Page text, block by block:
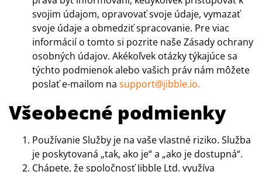
svojim údajom, opravovať svoje údaje, vymazať
svoje údaje a obmedziť spracovanie. Pre viac
informácií o tomto si pozrite naše Zásady ochrany
osobných údajov. Akékoľvek otázky týkajúce sa
týchto podmienok alebo vašich práv nám môžete
poslať e-mailom na support@jibble.io.
Všeobecné podmienky
Používanie Služby je na vaše vlastné riziko. Služba
je poskytovaná „tak, ako je“ a „ako je dostupná“.
Chápete, že spoločnosť Jibble Ltd. využíva